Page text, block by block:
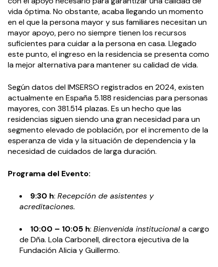
vida óptima. No obstante, acaba llegando un momento
en el que la persona mayor y sus familiares necesitan un
mayor apoyo, pero no siempre tienen los recursos
suficientes para cuidar a la persona en casa. Llegado
este punto, el ingreso en la residencia se presenta como
la mejor alternativa para mantener su calidad de vida.
Según datos del IMSERSO registrados en 2024, existen
actualmente en España 5.188 residencias para personas
mayores, con 381.514 plazas. Es un hecho que las
residencias siguen siendo una gran necesidad para un
segmento elevado de población, por el incremento de la
esperanza de vida y la situación de dependencia y la
necesidad de cuidados de larga duración.
Programa del Evento:
9:30 h: Recepción de asistentes y
acreditaciones.
10:00 – 10:05 h: Bienvenida institucionala cargo
de Dña. Lola Carbonell, directora ejecutiva de la
Fundación Alicia y Guillermo.